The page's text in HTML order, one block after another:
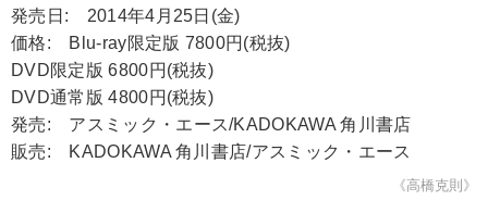
発売日: 2014年4月25日(金)
価格: Blu-ray限定版 7800円(税抜)
DVD限定版 6800円(税抜)
DVD通常版 4800円(税抜)
発売: アスミック・エース/KADOKAWA 角川書店
販売: KADOKAWA 角川書店/アスミック・エース
《高橋克則》